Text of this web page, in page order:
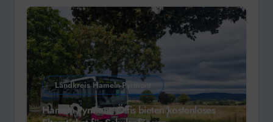
Landkreis Hameln-Pyrmont
Hameln-Pyrmont: Öffis bieten kostenloses